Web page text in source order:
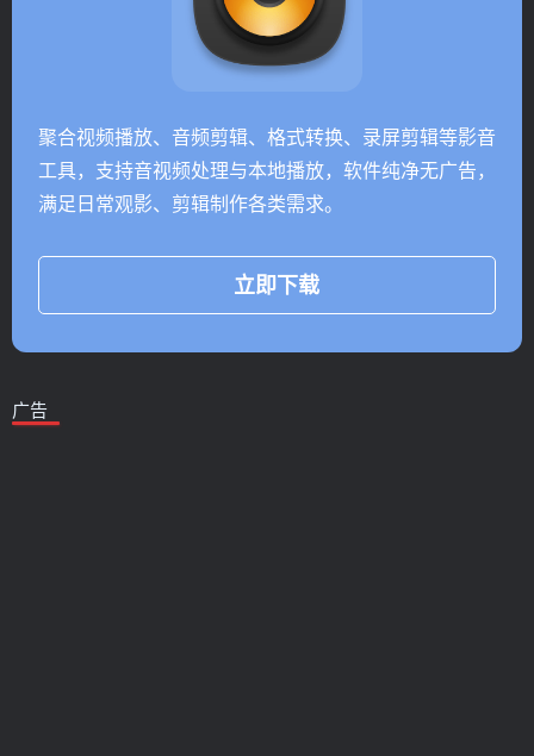
聚合视频播放、音频剪辑、格式转换、录屏剪辑等影音
工具，支持音视频处理与本地播放，软件纯净无广告，
满足日常观影、剪辑制作各类需求。
立即下载
广告